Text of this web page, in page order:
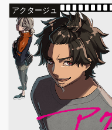
アクタージュ